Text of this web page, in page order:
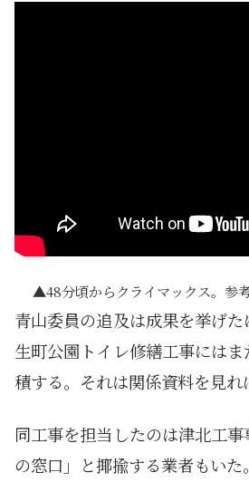
48分頃からクライマックス。参
青山委員の追及は成果を挙げ
生町公園トイレ修繕工事には
積する。それは関係資料を見れ
同工事を担当したのは津北工
の窓口」と揶揄する業者もいた。